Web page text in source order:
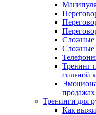
Сложные
Сложные
Тренинг
сильной
продажах
Тренинги для
Как